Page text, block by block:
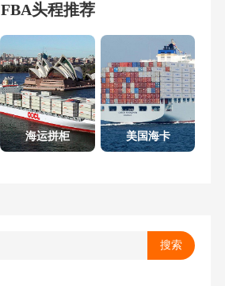
FBA头程推荐
海运拼柜 美国海卡